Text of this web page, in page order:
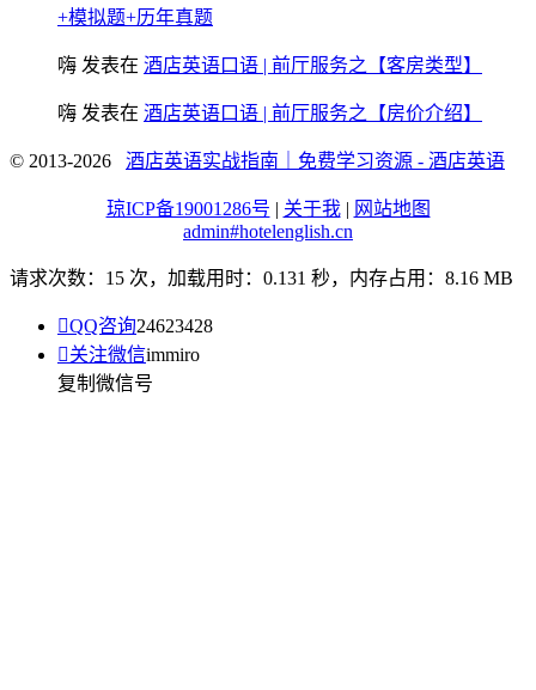
+模拟题+历年真题
嗨 发表在 酒店英语口语 | 前厅服务之【客房类型】
嗨 发表在 酒店英语口语 | 前厅服务之【房价介绍】
© 2013-2026 酒店英语实战指南｜免费学习资源 - 酒店英语
琼ICP备19001286号 | 关于我 | 网站地图
admin#hotelenglish.cn
请求次数：15 次，加载用时：0.131 秒，内存占用：8.16 MB
QQ咨询24623428
关注微信immiro
复制微信号